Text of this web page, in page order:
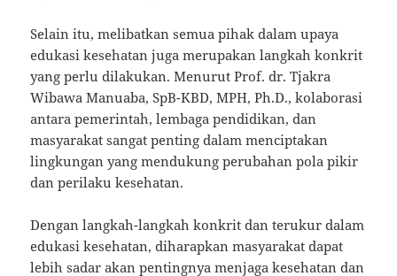
Selain itu, melibatkan semua pihak dalam upaya
edukasi kesehatan juga merupakan langkah konkrit
yang perlu dilakukan. Menurut Prof. dr. Tjakra
Wibawa Manuaba, SpB-KBD, MPH, Ph.D., kolaborasi
antara pemerintah, lembaga pendidikan, dan
masyarakat sangat penting dalam menciptakan
lingkungan yang mendukung perubahan pola pikir
dan perilaku kesehatan.
Dengan langkah-langkah konkrit dan terukur dalam
edukasi kesehatan, diharapkan masyarakat dapat
lebih sadar akan pentingnya menjaga kesehatan dan